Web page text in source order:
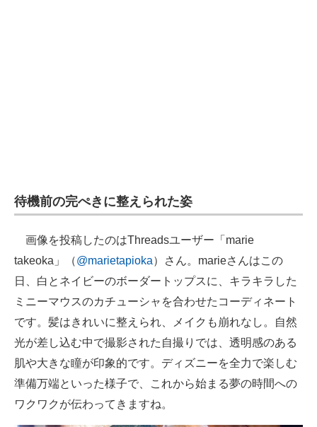
待機前の完ぺきに整えられた姿
画像を投稿したのはThreadsユーザー「marie
takeoka」（@marietapioka）さん。marieさんはこの
日、白とネイビーのボーダートップスに、キラキラした
ミニーマウスのカチューシャを合わせたコーディネート
です。髪はきれいに整えられ、メイクも崩れなし。自然
光が差し込む中で撮影された自撮りでは、透明感のある
肌や大きな瞳が印象的です。ディズニーを全力で楽しむ
準備万端といった様子で、これから始まる夢の時間への
ワクワクが伝わってきますね。